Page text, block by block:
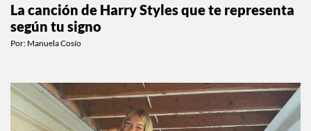
La canción de Harry Styles que te representa
según tu signo
Por: Manuela Cosío